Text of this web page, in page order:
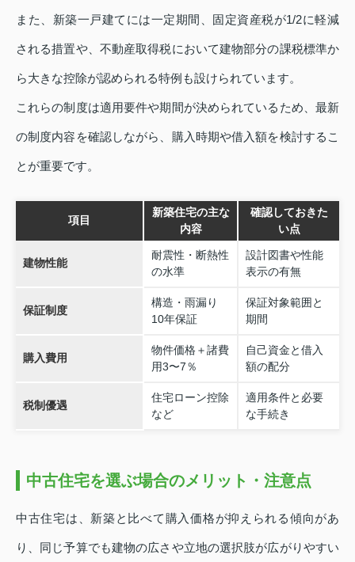
また、新築一戸建てには一定期間、固定資産税が1/2に軽減
される措置や、不動産取得税において建物部分の課税標準か
ら大きな控除が認められる特例も設けられています。
これらの制度は適用要件や期間が決められているため、最新
の制度内容を確認しながら、購入時期や借入額を検討するこ
とが重要です。
項目
新築住宅の主な
内容
確認しておきた
い点
建物性能
耐震性・断熱性
の水準
設計図書や性能
表示の有無
保証制度
構造・雨漏り
10年保証
保証対象範囲と
期間
購入費用
物件価格＋諸費
用3〜7％
自己資金と借入
額の配分
税制優遇
住宅ローン控除
など
適用条件と必要
な手続き
中古住宅を選ぶ場合のメリット・注意点
中古住宅は、新築と比べて購入価格が抑えられる傾向があ
り、同じ予算でも建物の広さや立地の選択肢が広がりやすい